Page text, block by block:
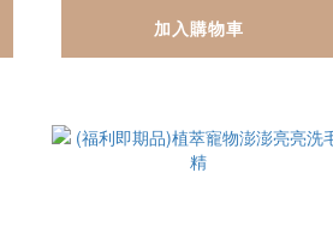
加入購物車